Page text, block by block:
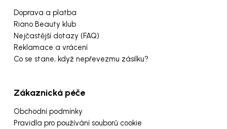
Doprava a platba
Riano Beauty klub
Nejčastější dotazy (FAQ)
Reklamace a vrácení
Co se stane, když nepřevezmu zásilku?
Zákaznická péče
Obchodní podmínky
Pravidla pro používání souborů cookie